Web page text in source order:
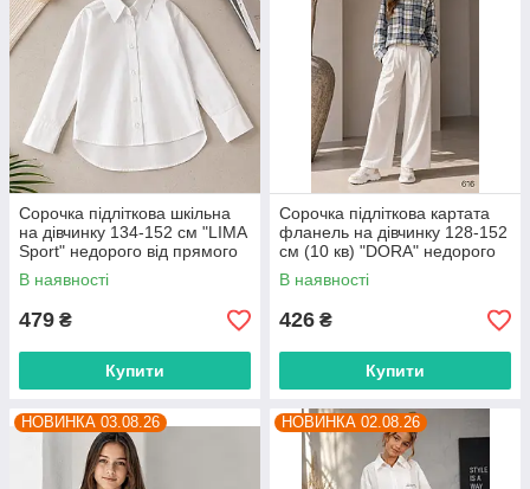
Сорочка підліткова шкільна
на дівчинку 134-152 см "LIMA
Sport" недорого від прямого
постачальника
В наявності
479 ₴
Купити
Сорочка підліткова картата
фланель на дівчинку 128-152
см (10 кв) "DORA" недорого
від прямого постачальника
В наявності
426 ₴
Купити
НОВИНКА 03.08.26 НОВИНКА 02.08.26